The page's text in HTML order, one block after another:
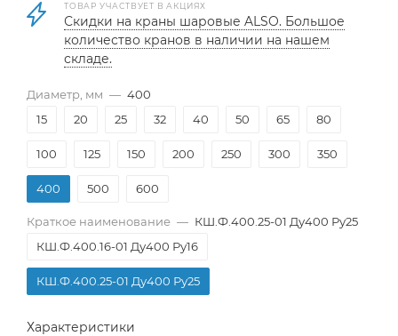
ТОВАР УЧАСТВУЕТ В АКЦИЯХ
Скидки на краны шаровые ALSO. Большое
количество кранов в наличии на нашем
складе.
Диаметр, мм — 400
15
20 25 32 40 50 65 80
100 125 150 200 250 300 350
400 500 600
Краткое наименование — КШ.Ф.400.25-01 Ду400 Ру25
КШ.Ф.400.16-01 Ду400 Ру16
КШ.Ф.400.25-01 Ду400 Ру25
Характеристики